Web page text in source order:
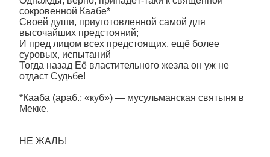
сокровенной Каабе*
Своей души, приуготовленной самой для
высочайших предстояний;
И пред лицом всех предстоящих, ещё более
суровых, испытаний
Тогда назад Её властительного жезла он уж не
отдаст Судьбе!
*Кааба (араб.; «куб») — мусульманская святыня в
Мекке.
НЕ ЖАЛЬ!